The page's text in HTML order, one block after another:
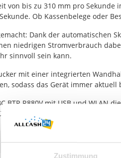
Zustimmung
von bis zu 310 mm pro Sekunde
Ob Kassenbelege oder
Dank der automatischen
niedrigen Stromverbrauch
sinnvoll sein kann.
mit einer integrierten
sodass das Gerät immer
BTP-R880V mit USB und
den täglichen Einsatz in